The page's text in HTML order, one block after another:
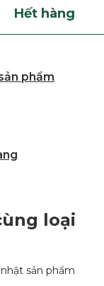
Hết hàng
phẩm
loại
sản phẩm